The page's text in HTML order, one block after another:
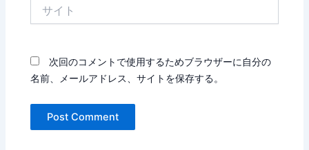
次回のコメントで使用するためブラウザーに自分の
名前、メールアドレス、サイトを保存する。